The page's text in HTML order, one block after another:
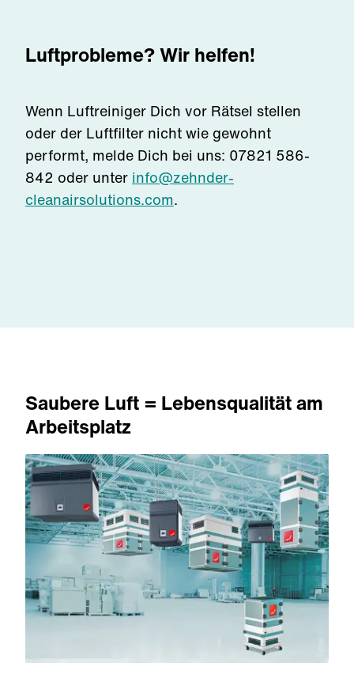
Luftprobleme? Wir helfen!
Wenn Luftreiniger Dich vor Rätsel stellen
oder der Luftfilter nicht wie gewohnt
performt, melde Dich bei uns: 07821 586-
842 oder unter info@zehnder-
cleanairsolutions.com.
Saubere Luft = Lebensqualität am
Arbeitsplatz